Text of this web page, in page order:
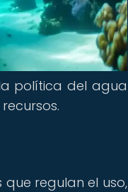
política del agua
regulan el uso,